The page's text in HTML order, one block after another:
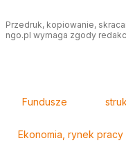
Przedruk, kopiowanie,
ngo.pl wymaga zgody
Fundusze
Ekonomia, rynek pracy